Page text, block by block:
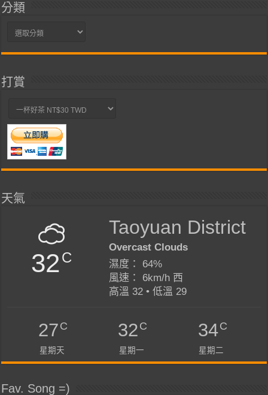
分類
分
打賞
天氣
32C
Taoyuan District
Overcast Clouds
濕度： 64%
風速： 6km/h 西
高溫 32 • 低溫 29
27C
星期天
32C
星期一
34C
星期二
Fav. Song =)